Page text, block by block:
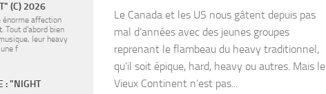
Le Canada et les US nous gâtent depuis pas
mal d’années avec des jeunes groupes
reprenant le flambeau du heavy traditionnel,
qu’il soit épique, hard, heavy ou autres. Mais le
Vieux Continent n’est pas...
(C) 2026
énorme affection
Tout d’abord bien
leur heavy
f
: "NIGHT